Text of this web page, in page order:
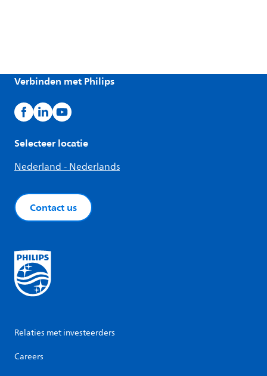
Verbinden met Philips
Selecteer locatie
Nederland - Nederlands
Contact us
Relaties met investeerders
Careers